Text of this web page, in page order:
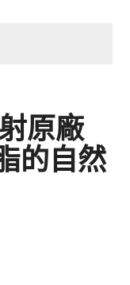
原廠
的自然